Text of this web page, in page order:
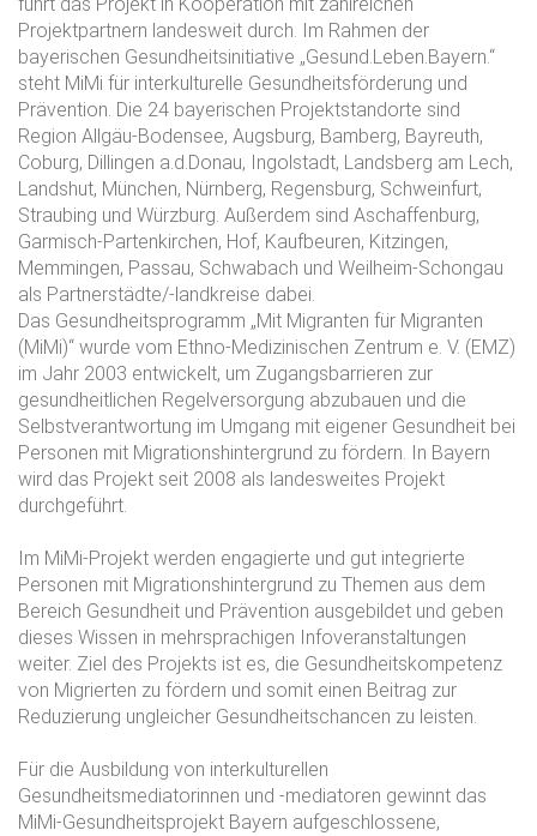
Projektpartnern landesweit durch. Im Rahmen der
bayerischen Gesundheitsinitiative „Gesund.Leben.Bayern.“
steht MiMi für interkulturelle Gesundheitsförderung und
Prävention. Die 24 bayerischen Projektstandorte sind
Region Allgäu-Bodensee, Augsburg, Bamberg, Bayreuth,
Coburg, Dillingen a.d.Donau, Ingolstadt, Landsberg am Lech,
Landshut, München, Nürnberg, Regensburg, Schweinfurt,
Straubing und Würzburg. Außerdem sind Aschaffenburg,
Garmisch-Partenkirchen, Hof, Kaufbeuren, Kitzingen,
Memmingen, Passau, Schwabach und Weilheim-Schongau
als Partnerstädte/-landkreise dabei.
Das Gesundheitsprogramm „Mit Migranten für Migranten
(MiMi)“ wurde vom Ethno-Medizinischen Zentrum e. V. (EMZ)
im Jahr 2003 entwickelt, um Zugangsbarrieren zur
gesundheitlichen Regelversorgung abzubauen und die
Selbstverantwortung im Umgang mit eigener Gesundheit bei
Personen mit Migrationshintergrund zu fördern. In Bayern
wird das Projekt seit 2008 als landesweites Projekt
durchgeführt.
Im MiMi-Projekt werden engagierte und gut integrierte
Personen mit Migrationshintergrund zu Themen aus dem
Bereich Gesundheit und Prävention ausgebildet und geben
dieses Wissen in mehrsprachigen Infoveranstaltungen
weiter. Ziel des Projekts ist es, die Gesundheitskompetenz
von Migrierten zu fördern und somit einen Beitrag zur
Reduzierung ungleicher Gesundheitschancen zu leisten.
Für die Ausbildung von interkulturellen
Gesundheitsmediatorinnen und -mediatoren gewinnt das
MiMi-Gesundheitsprojekt Bayern aufgeschlossene,